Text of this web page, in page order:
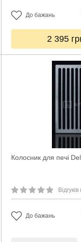
До бажань
2 395
Колосник для печі
До бажань